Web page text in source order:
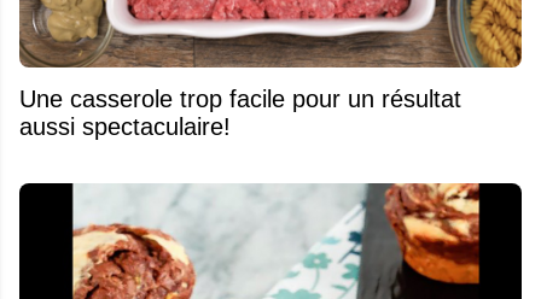
Une casserole trop facile pour un résultat
aussi spectaculaire!